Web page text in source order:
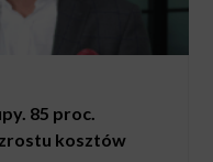
85 proc.
kosztów